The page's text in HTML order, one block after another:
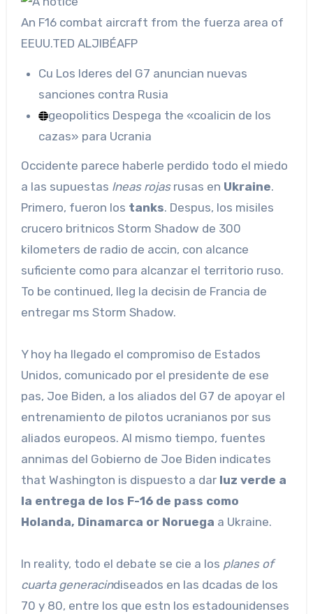
An F16 combat aircraft from the fuerza area of ​​
EEUU.TED ALJIBÉAFP
Cu Los lderes del G7 anuncian nuevas
sanciones contra Rusia
geopolitics Despega the «coalicin de los
cazas» para Ucrania
Occidente parece haberle perdido todo el miedo
a las supuestas lneas rojasrusas en Ukraine.
Primero, fueron los tanks. Despus, los misiles
crucero britnicos Storm Shadow de 300
kilometers de radio de accin, con alcance
suficiente como para alcanzar el territorio ruso.
To be continued, lleg la decisin de Francia de
entregar ms Storm Shadow.
Y hoy ha llegado el compromiso de Estados
Unidos, comunicado por el presidente de ese
pas, Joe Biden, a los aliados del G7 de apoyar el
entrenamiento de pilotos ucranianos por sus
aliados europeos. Al mismo tiempo, fuentes
annimas del Gobierno de Joe Biden indicates
that Washington is dispuesto a darluz verde a
la entrega de los F-16 de pass como
Holanda, Dinamarca or Noruega a Ukraine.
In reality, todo el debate se cie a los planes of
cuarta generacindiseados en las dcadas de los
70 y 80, entre los que estn los estadounidenses